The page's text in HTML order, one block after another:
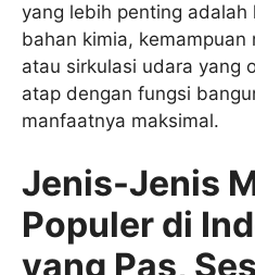
yang lebih penting
bahan kimia,
atau sirkulasi udara yang
atap dengan fungsi
manfaatnya maksimal.
Jenis-Jenis
Populer di
yang Pas,